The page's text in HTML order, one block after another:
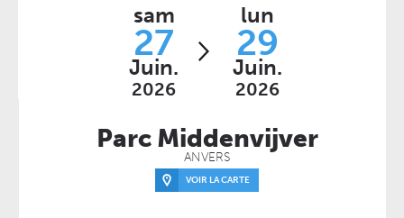
sam
27
Juin.
2026
lun
29
Juin.
2026
Parc Middenvijver
ANVERS
VOIR LA CARTE